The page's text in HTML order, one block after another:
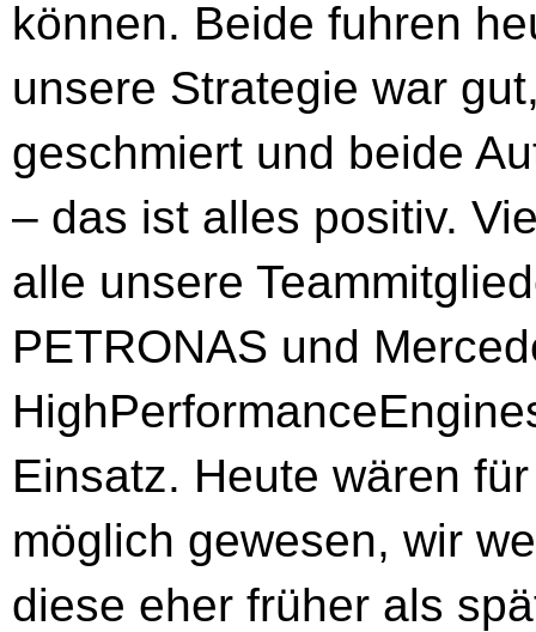
können. Beide fuhren
unsere Strategie war
geschmiert und beide
– das ist alles positiv.
alle unsere
PETRONAS und
Einsatz. Heute wären
möglich gewesen, wir
diese eher früher als